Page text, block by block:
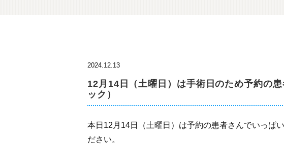
2024.12.13
12月14日（土曜日）は手術日のため予約の
ック）
本日12月14日（土曜日）は予約の患者さんでいっぱ
ださい。